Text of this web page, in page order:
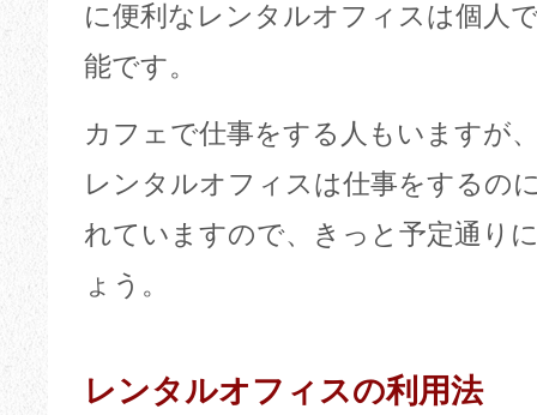
に便利なレンタルオフィスは個人
能です。
カフェで仕事をする人もいますが
レンタルオフィスは仕事をするの
れていますので、きっと予定通り
ょう。
レンタルオフィスの利用法